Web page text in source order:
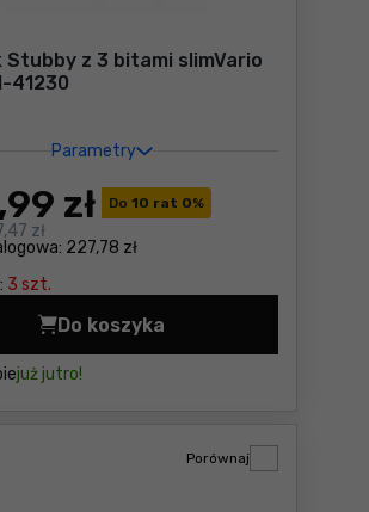
Stubby z 3 bitami slimVario
41230
Parametry
Do 10 rat 0%
227,78 zł
,99 zł
zł
3 szt.
już jutro!
Do koszyka
Wkrętak Stubby z 3 bitami
Porównaj